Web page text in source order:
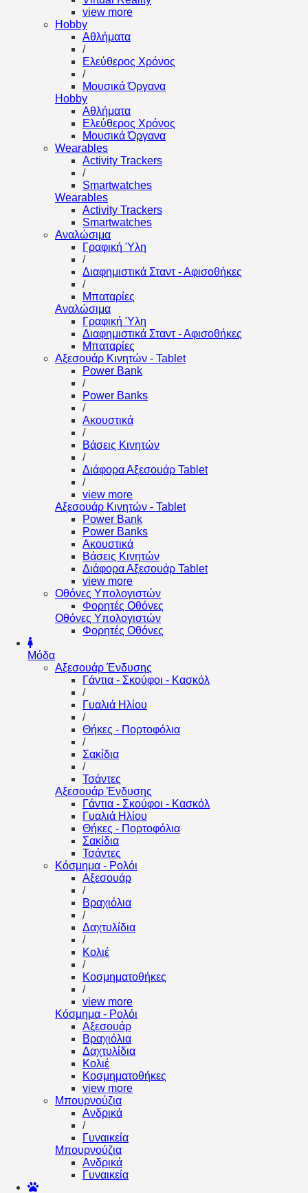
view more
Hobby
Αθλήματα
/
Ελεύθερος Χρόνος
/
Μουσικά Όργανα
Hobby
Αθλήματα
Ελεύθερος Χρόνος
Μουσικά Όργανα
Wearables
Activity Trackers
/
Smartwatches
Wearables
Activity Trackers
Smartwatches
Αναλώσιμα
Γραφική Ύλη
/
Διαφημιστικά Σταντ - Αφισοθήκες
/
Μπαταρίες
Αναλώσιμα
Γραφική Ύλη
Διαφημιστικά Σταντ - Αφισοθήκες
Μπαταρίες
Αξεσουάρ Κινητών - Tablet
Power Bank
/
Power Banks
/
Ακουστικά
/
Βάσεις Κινητών
/
Διάφορα Αξεσουάρ Tablet
/
view more
Αξεσουάρ Κινητών - Tablet
Power Bank
Power Banks
Ακουστικά
Βάσεις Κινητών
Διάφορα Αξεσουάρ Tablet
view more
Οθόνες Υπολογιστών
Φορητές Οθόνες
Οθόνες Υπολογιστών
Φορητές Οθόνες
Μόδα
Αξεσουάρ Ένδυσης
Γάντια - Σκούφοι - Κασκόλ
/
Γυαλιά Ηλίου
/
Θήκες - Πορτοφόλια
/
Σακίδια
/
Τσάντες
Αξεσουάρ Ένδυσης
Γάντια - Σκούφοι - Κασκόλ
Γυαλιά Ηλίου
Θήκες - Πορτοφόλια
Σακίδια
Τσάντες
Κόσμημα - Ρολόι
Αξεσουάρ
/
Βραχιόλια
/
Δαχτυλίδια
/
Κολιέ
/
Κοσμηματοθήκες
/
view more
Κόσμημα - Ρολόι
Αξεσουάρ
Βραχιόλια
Δαχτυλίδια
Κολιέ
Κοσμηματοθήκες
view more
Μπουρνούζια
Ανδρικά
/
Γυναικεία
Μπουρνούζια
Ανδρικά
Γυναικεία